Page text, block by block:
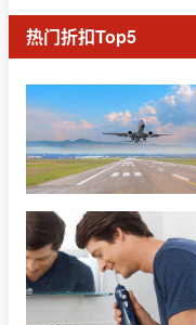
热门折扣Top5